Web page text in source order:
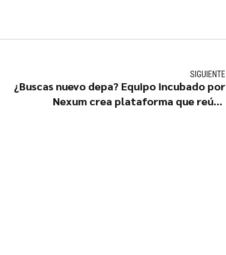
SIGUIENTE
¿Buscas nuevo depa? Equipo incubado por
Nexum crea plataforma que reúne